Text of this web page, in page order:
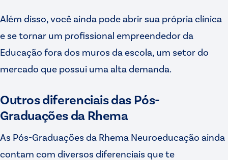
Além disso, você ainda pode abrir sua própria clínica
e se tornar um profissional empreendedor da
Educação fora dos muros da escola, um setor do
mercado que possui uma alta demanda.
Outros diferenciais das Pós-
Graduações da Rhema
As Pós-Graduações da Rhema Neuroeducação ainda
contam com diversos diferenciais que te